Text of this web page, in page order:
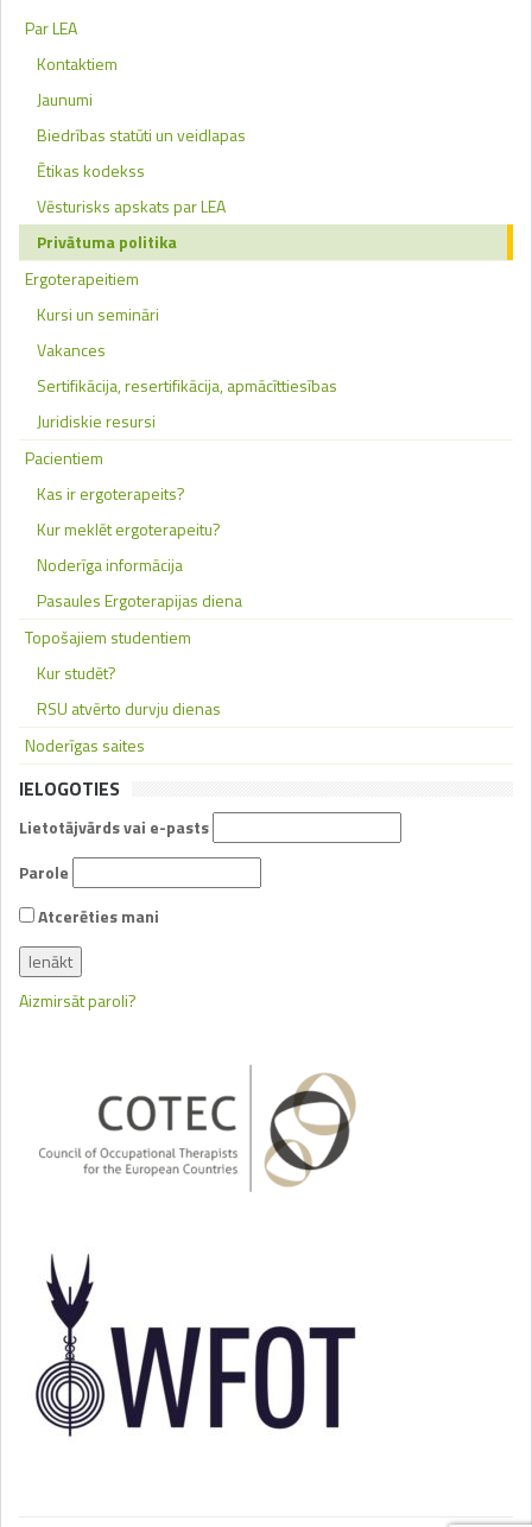
Par LEA
Kontaktiem
Jaunumi
Biedrības statūti un veidlapas
Ētikas kodekss
Vēsturisks apskats par LEA
Privātuma politika
Ergoterapeitiem
Kursi un semināri
Vakances
Sertifikācija, resertifikācija, apmācīttiesības
Juridiskie resursi
Pacientiem
Kas ir ergoterapeits?
Kur meklēt ergoterapeitu?
Noderīga informācija
Pasaules Ergoterapijas diena
Topošajiem studentiem
Kur studēt?
RSU atvērto durvju dienas
Noderīgas saites
IELOGOTIES
Lietotājvārds vai e-pasts
Parole
Atcerēties mani
Aizmirsāt paroli?